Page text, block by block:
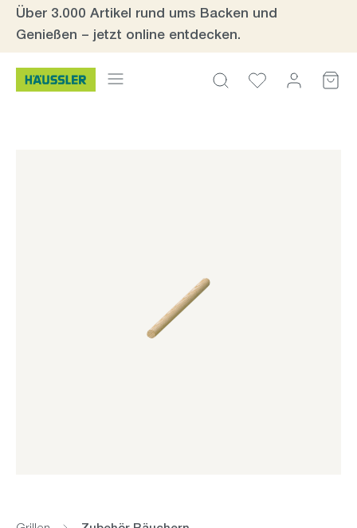
Zum Hauptinhalt springen
Über 3.000 Artikel rund ums Backen und
Genießen – jetzt online entdecken.